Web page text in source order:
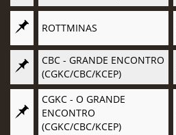
ROTTMINAS
CBC - GRANDE ENCONTRO
(CGKC/CBC/KCEP)
CGKC - O GRANDE
ENCONTRO
(CGKC/CBC/KCEP)